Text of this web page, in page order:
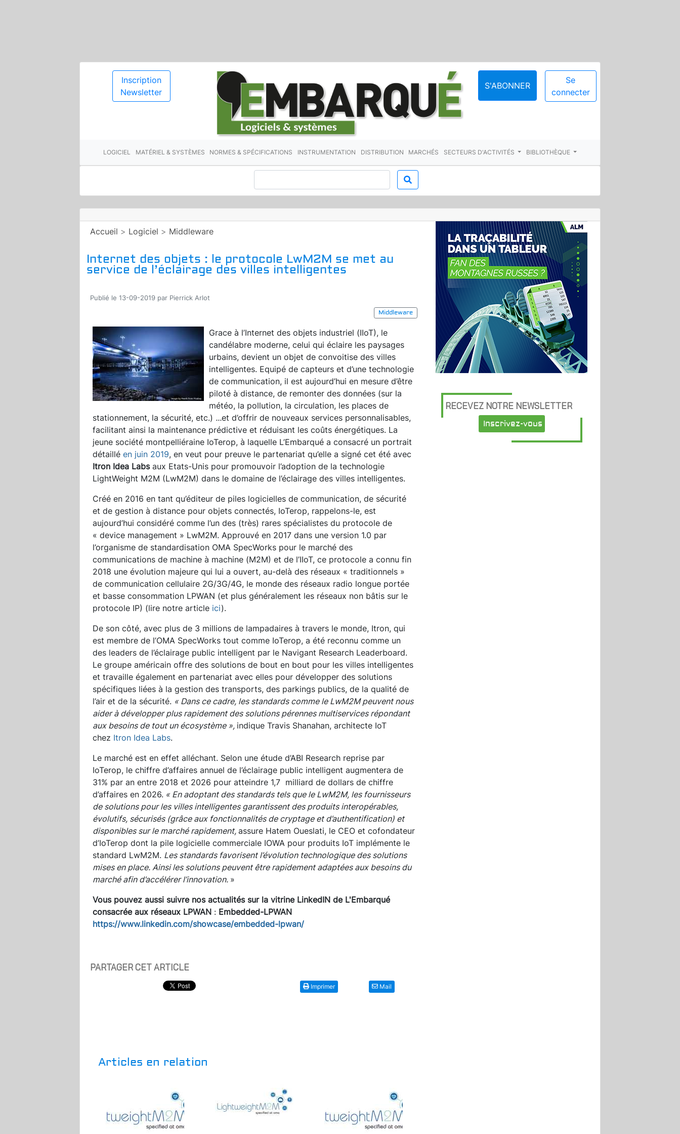
Inscription
Newsletter
S'ABONNER
Se
connecter
LOGICIEL MATÉRIEL & SYSTÈMES NORMES & SPÉCIFICATIONS INSTRUMENTATION DISTRIBUTION MARCHÉS SECTEURS D'ACTIVITÉS BIBLIOTHÈQUE
Accueil > Logiciel > Middleware
Internet des objets : le protocole LwM2M se met au
service de l’éclairage des villes intelligentes
Publié le 13-09-2019 par Pierrick Arlot
Middleware
Grace à l’Internet des objets industriel (IIoT), le
candélabre moderne, celui qui éclaire les paysages
urbains, devient un objet de convoitise des villes
intelligentes. Equipé de capteurs et d’une technologie
de communication, il est aujourd’hui en mesure d’être
piloté à distance, de remonter des données (sur la
météo, la pollution, la circulation, les places de
stationnement, la sécurité, etc.) ...et d’offrir de nouveaux services personnalisables,
facilitant ainsi la maintenance prédictive et réduisant les coûts énergétiques. La
jeune société montpelliéraine IoTerop, à laquelle L’Embarqué a consacré un portrait
détaillé en juin 2019, en veut pour preuve le partenariat qu’elle a signé cet été avec
Itron Idea Labsaux Etats-Unis pour promouvoir l’adoption de la technologie
LightWeight M2M (LwM2M) dans le domaine de l’éclairage des villes intelligentes.
Créé en 2016 en tant qu’éditeur de piles logicielles de communication, de sécurité
et de gestion à distance pour objets connectés, IoTerop, rappelons-le, est
aujourd’hui considéré comme l’un des (très) rares spécialistes du protocole de
« device management » LwM2M. Approuvé en 2017 dans une version 1.0 par
l’organisme de standardisation OMA SpecWorks pour le marché des
communications de machine à machine (M2M) et de l’IIoT, ce protocole a connu fin
2018 une évolution majeure qui lui a ouvert, au-delà des réseaux « traditionnels »
de communication cellulaire 2G/3G/4G, le monde des réseaux radio longue portée
et basse consommation LPWAN (et plus généralement les réseaux non bâtis sur le
protocole IP) (lire notre article ici).
De son côté, avec plus de 3 millions de lampadaires à travers le monde, Itron, qui
est membre de l’OMA SpecWorks tout comme IoTerop, a été reconnu comme un
des leaders de l’éclairage public intelligent par le Navigant Research Leaderboard.
Le groupe américain offre des solutions de bout en bout pour les villes intelligentes
et travaille également en partenariat avec elles pour développer des solutions
spécifiques liées à la gestion des transports, des parkings publics, de la qualité de
l’air et de la sécurité. « Dans ce cadre, les standards comme le LwM2M peuvent nous
aider à développer plus rapidement des solutions pérennes multiservices répondant
aux besoins de tout un écosystème », indique Travis Shanahan, architecte IoT
chez Itron Idea Labs.
Le marché est en effet alléchant. Selon une étude d’ABI Research reprise par
IoTerop, le chiffre d’affaires annuel de l’éclairage public intelligent augmentera de
31% par an entre 2018 et 2026 pour atteindre 1,7 milliard de dollars de chiffre
d’affaires en 2026. « En adoptant des standards tels que le LwM2M, les fournisseurs
de solutions pour les villes intelligentes garantissent des produits interopérables,
évolutifs, sécurisés (grâce aux fonctionnalités de cryptage et d’authentification) et
disponibles sur le marché rapidement, assure Hatem Oueslati, le CEO et cofondateur
d’IoTerop dont la pile logicielle commerciale IOWA pour produits IoT implémente le
standard LwM2M. Les standards favorisent l’évolution technologique des solutions
mises en place. Ainsi les solutions peuvent être rapidement adaptées aux besoins du
marché afin d’accélérer l’innovation. »
Vous pouvez aussi suivre nos actualités sur la vitrine LinkedIN de L'Embarqué
consacrée aux réseaux LPWAN : Embedded-LPWAN
https://www.linkedin.com/showcase/embedded-lpwan/
PARTAGER CET ARTICLE
Imprimer Mail
Articles en relation
RECEVEZ NOTRE NEWSLETTER
Inscrivez-vous